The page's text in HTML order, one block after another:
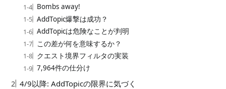
Bombs away!
AddTopic爆撃は成功？
AddTopicは危険なことが判明
この差が何を意味するか？
クエスト境界フィルタの実装
7,964件の仕分け
4/9以降: AddTopicの限界に気づく